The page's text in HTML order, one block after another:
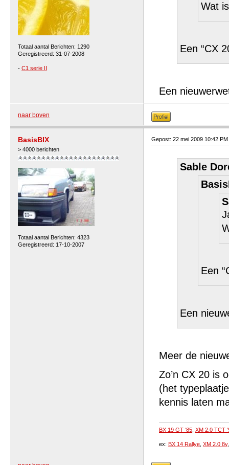
Totaal aantal Berichten: 1290
Geregistreerd: 31-07-2008
- C1 serie II
Wat
Een “CX
Een
naar boven
BasisBIX
> 4000 berichten
Totaal aantal Berichten: 4323
Geregistreerd: 17-10-2007
Gepost: 22 mei 2009 10:42 PM
Sable
Een
Een
Meer de
Zo’n CX 20 is
(het
kennis laten
BX 19 GT ‘85 XM 2.0 TCT
ex: BX 14 Rallye XM 2.0 8v